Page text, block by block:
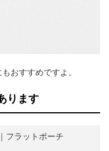
おすすめですよ。
ります
フラットポーチ